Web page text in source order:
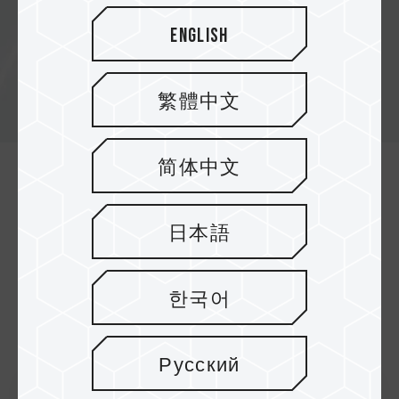
instantánea Doble seguridad para una
protección total de datos confidenciales
Novedades de productos
English
繁體中文
简体中文
日本語
한국어
Русский